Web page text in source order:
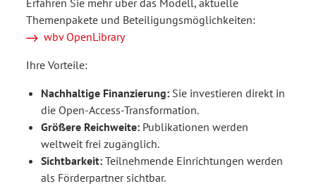
Erfahren Sie mehr über das Modell, aktuelle
Themenpakete und Beteiligungsmöglichkeiten:
wbv OpenLibrary
Ihre Vorteile:
Nachhaltige Finanzierung: Sie investieren direkt in
die Open-Access-Transformation.
Größere Reichweite: Publikationen werden
weltweit frei zugänglich.
Sichtbarkeit: Teilnehmende Einrichtungen werden
als Förderpartner sichtbar.